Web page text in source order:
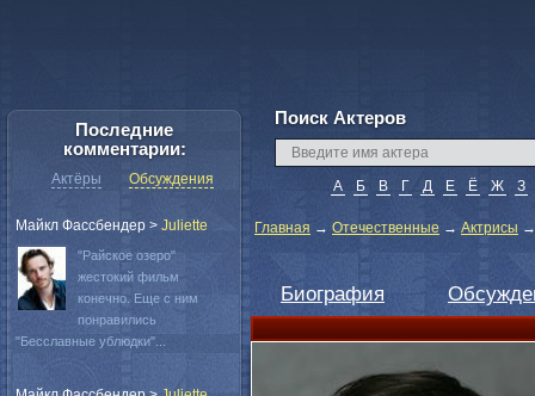
Поиск Актеров
А Б В Г Д Е Ё Ж З
Главная → Отечественные → Актрисы
Биография
Последние
комментарии:
Актёры Обсуждения
Майкл Фассбендер > Juliette
"Райское озеро"
жестокий фильм
конечно. Еще с ним
понравились
"Бесславные ублюдки"...